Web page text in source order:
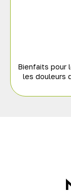
Bienfaits pour
les douleurs